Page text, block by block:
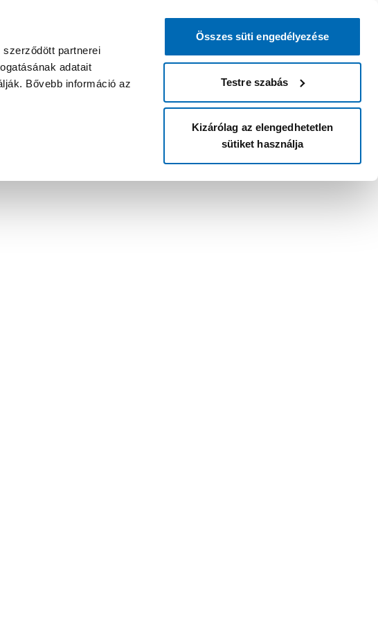
partnerei
adatait
Bővebb információ az
Összes süti engedélyezése
Testre szabás
Kizárólag az elengedhetetlen
sütiket használja